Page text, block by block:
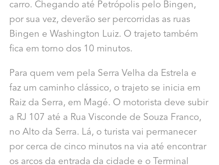
carro. Chegando até Petrópolis pelo Bingen,
por sua vez, deverão ser percorridas as ruas
Bingen e Washington Luiz. O trajeto também
fica em torno dos 10 minutos.
Para quem vem pela Serra Velha da Estrela e
faz um caminho clássico, o trajeto se inicia em
Raiz da Serra, em Magé. O motorista deve subir
a RJ 107 até a Rua Visconde de Souza Franco,
no Alto da Serra. Lá, o turista vai permanecer
por cerca de cinco minutos na via até encontrar
os arcos da entrada da cidade e o Terminal